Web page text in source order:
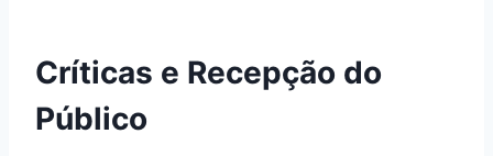
Críticas e Recepção do
Público